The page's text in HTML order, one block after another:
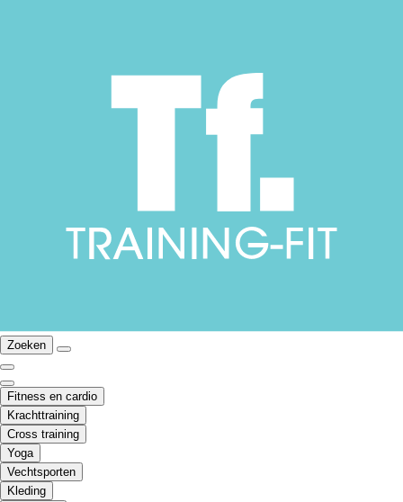
Zoeken
Fitness en cardio
Krachttraining
Cross training
Yoga
Vechtsporten
Kleding